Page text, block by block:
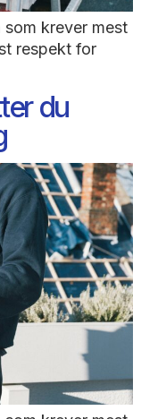
som krever
respekt for
du